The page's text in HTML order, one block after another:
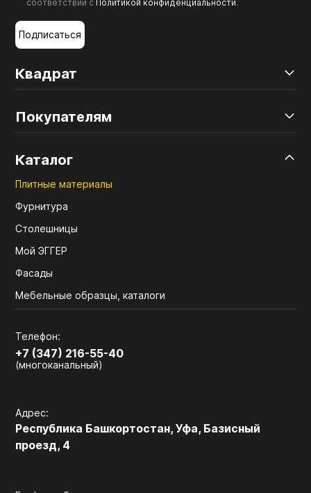
Квадрат
Покупателям
Каталог
Плитные материалы
Фурнитура
Столешницы
Мой ЭГГЕР
Фасады
Мебельные образцы, каталоги
Телефон:
+7 (347) 216-55-40
(многоканальный)
Адрес:
Республика Башкортостан, Уфа, Базисный
проезд, 4
соответствии с Политикой конфиденциальности.
Подписаться